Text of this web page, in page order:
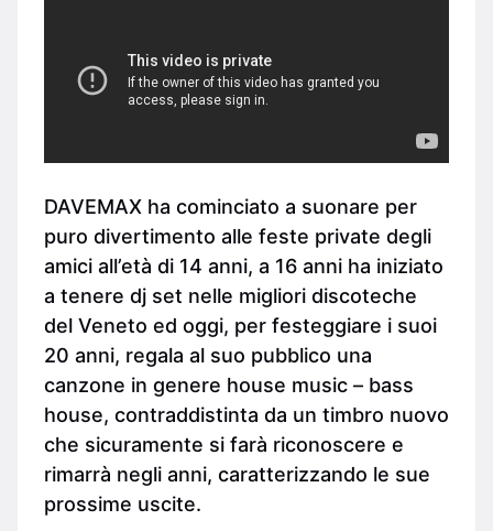
DAVEMAX ha cominciato a suonare per
puro divertimento alle feste private degli
amici all’età di 14 anni, a 16 anni ha iniziato
a tenere dj set nelle migliori discoteche
del Veneto ed oggi, per festeggiare i suoi
20 anni, regala al suo pubblico una
canzone in genere house music – bass
house, contraddistinta da un timbro nuovo
che sicuramente si farà riconoscere e
rimarrà negli anni, caratterizzando le sue
prossime uscite.